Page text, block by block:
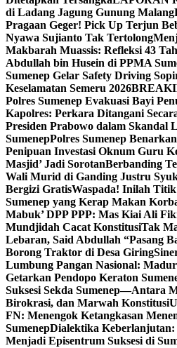
di Ladang Jagung Gunung Malang
Pragaan Geger! Pick Up Terjun
Nyawa Sujianto Tak Tertolong
Makbarah Muassis: Refleksi 43
Abdullah bin Husein di PPMA
Sumenep Gelar Safety Driving
Keselamatan Semeru 2026
Polres Sumenep Evakuasi Bayi
Kapolres: Perkara Ditangani
Presiden Prabowo dalam Skandal
SumenepPolres Sumenep
Penipuan Investasi Oknum Guru
Masjid’ Jadi SorotanBerbanding
Wali Murid di Ganding Justru
Bergizi GratisWaspada! Inilah
Sumenep yang Kerap Makan
Mabuk’ DPP PPP: Mas Kiai Ali
Mundjidah Cacat KonstitusiTak
Lebaran, Said Abdullah “Pasang
Borong Traktor di Desa Giring
Lumbung Pangan Nasional:
Getarkan Pendopo Keraton
Suksesi Sekda Sumenep—Antara
Birokrasi, dan Marwah Konstitusi
FN: Menengok Ketangkasan
SumenepDialektika
Menjadi Episentrum Suksesi di